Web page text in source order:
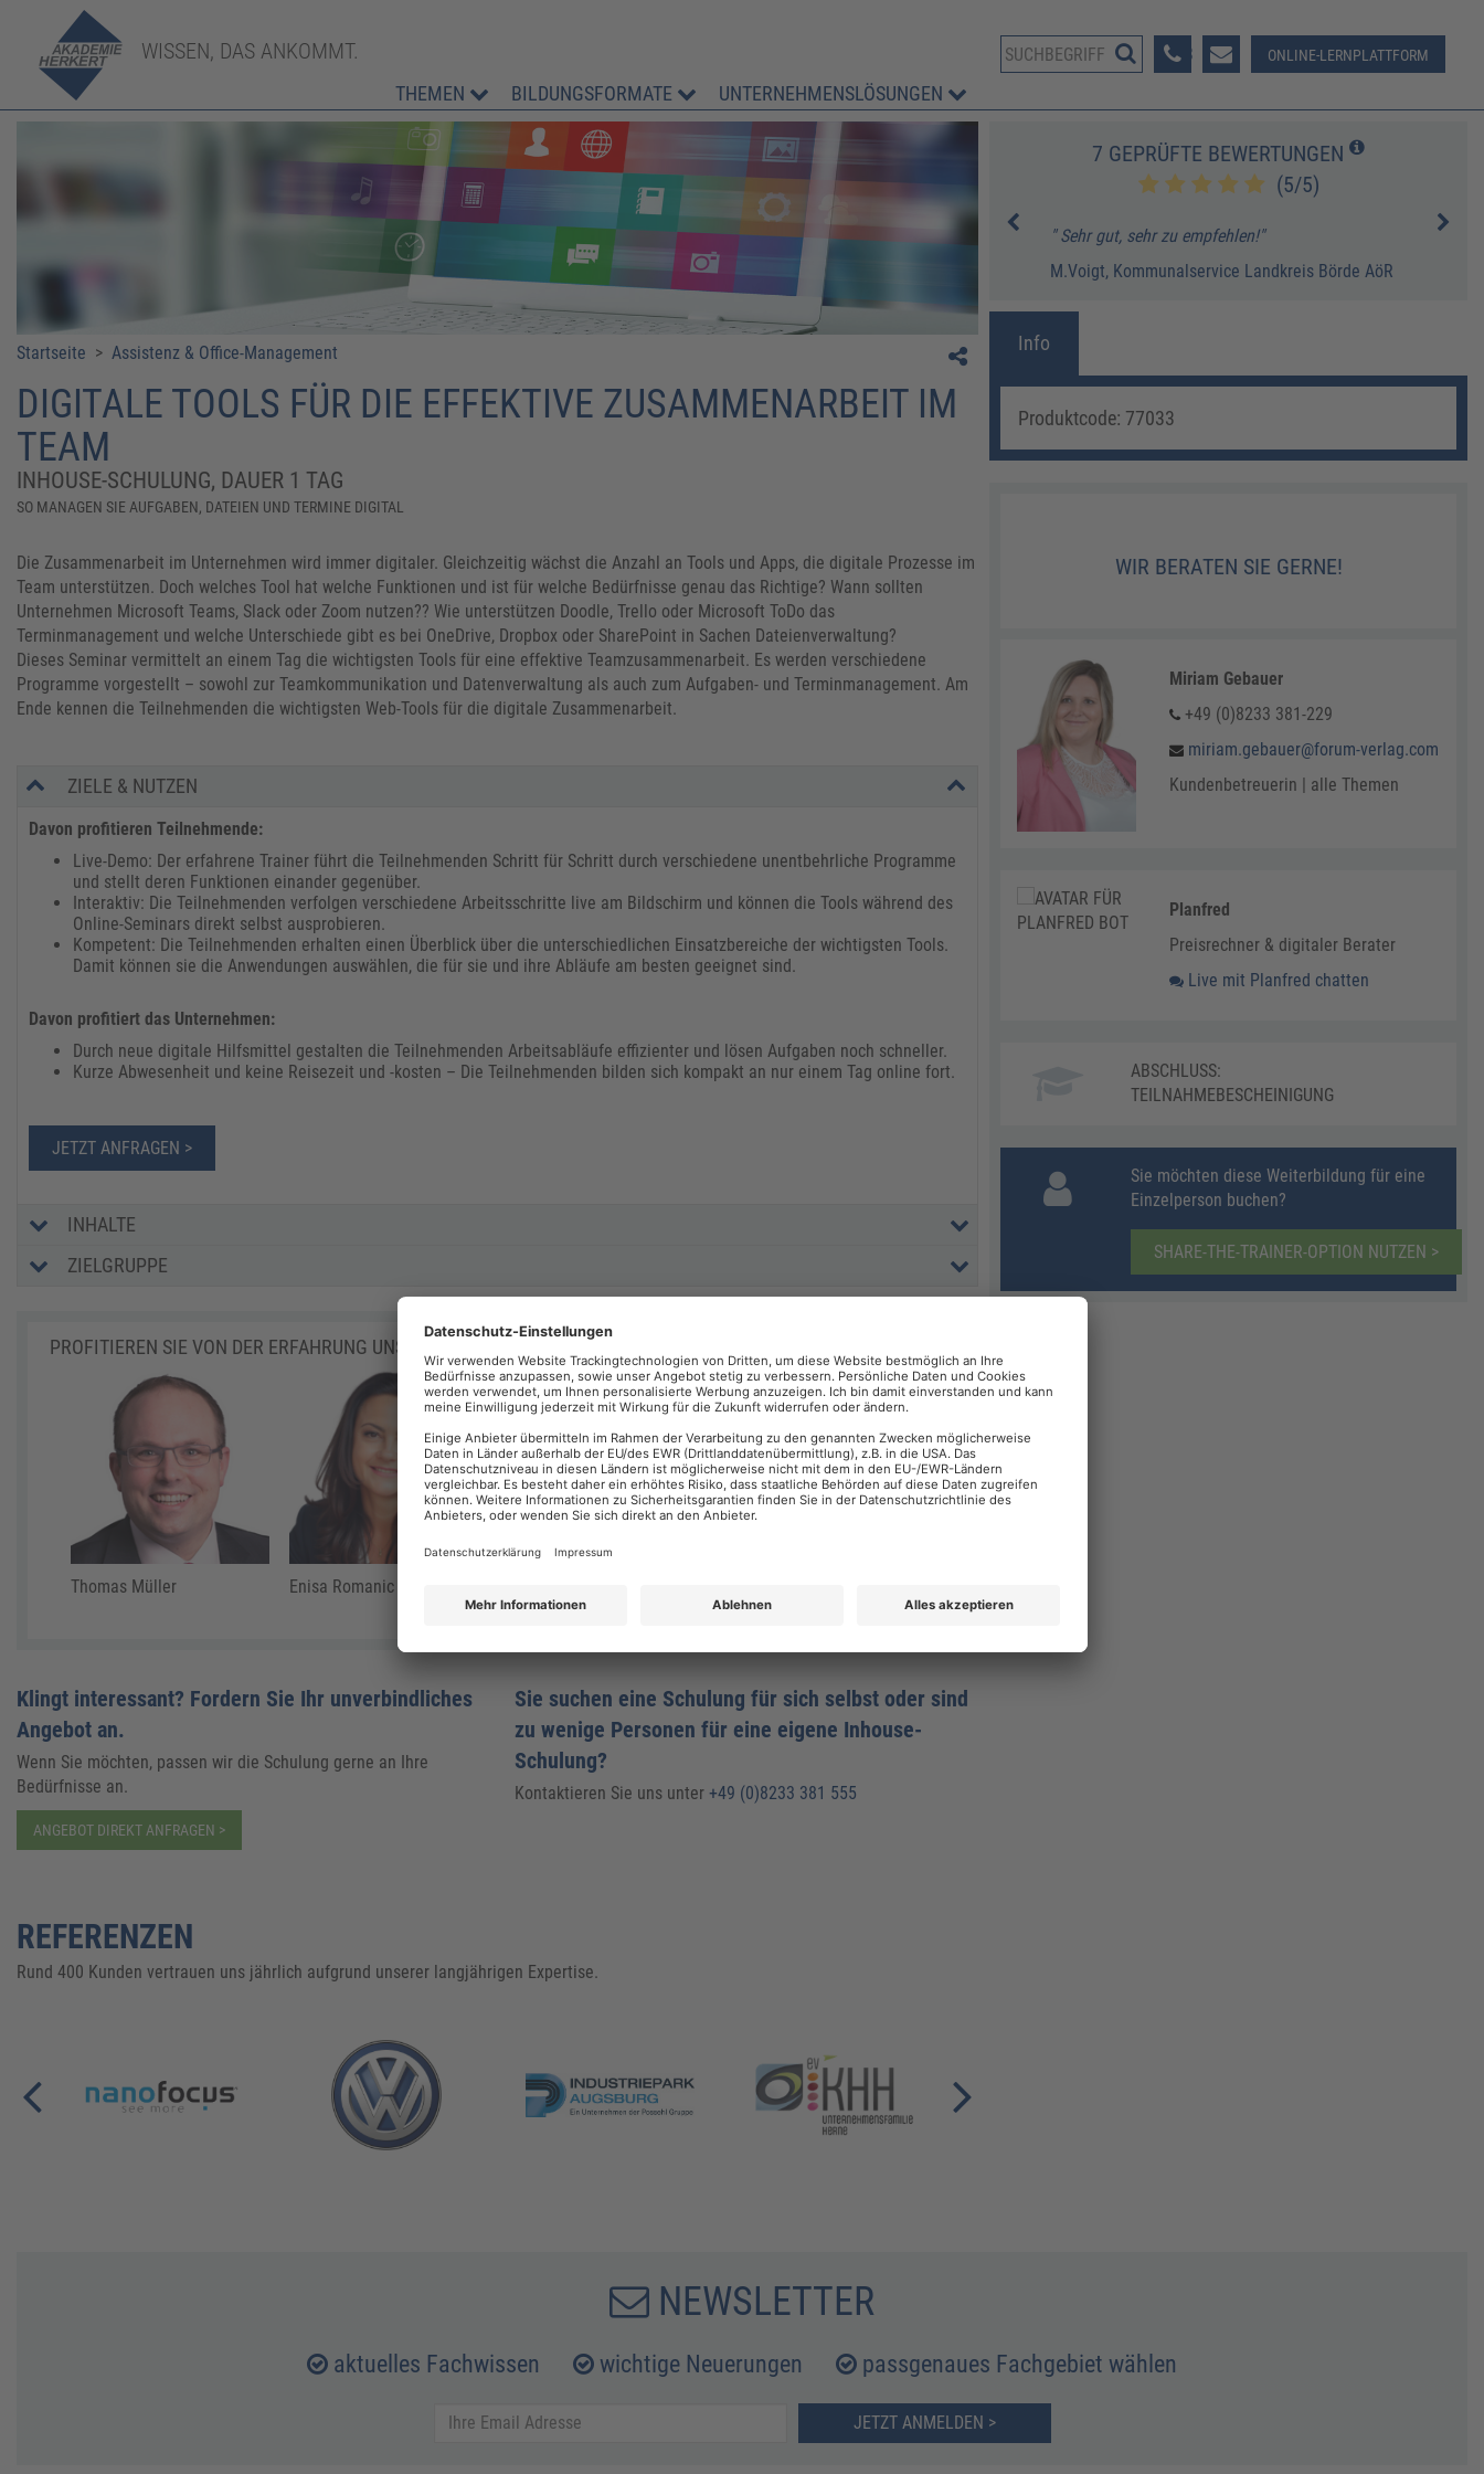
WISSEN, DAS ANKOMMT.
THEMEN BILDUNGSFORMATE UNTERNEHMENSLÖSUNGEN
08233 381-123 ONLINE-LERNPLATTFORM
Startseite > Assistenz & Office-Management
DIGITALE TOOLS FÜR DIE EFFEKTIVE ZUSAMMENARBEIT IM
TEAM
INHOUSE-SCHULUNG, DAUER 1 TAG
SO MANAGEN SIE AUFGABEN, DATEIEN UND TERMINE DIGITAL
Die Zusammenarbeit im Unternehmen wird immer digitaler. Gleichzeitig wächst die Anzahl an Tools und Apps, die digitale Prozesse im
Team unterstützen. Doch welches Tool hat welche Funktionen und ist für welche Bedürfnisse genau das Richtige? Wann sollten
Unternehmen Microsoft Teams, Slack oder Zoom nutzen?? Wie unterstützen Doodle, Trello oder Microsoft ToDo das
Terminmanagement und welche Unterschiede gibt es bei OneDrive, Dropbox oder SharePoint in Sachen Dateienverwaltung?
Dieses Seminar vermittelt an einem Tag die wichtigsten Tools für eine effektive Teamzusammenarbeit. Es werden verschiedene
Programme vorgestellt – sowohl zur Teamkommunikation und Datenverwaltung als auch zum Aufgaben- und Terminmanagement. Am
Ende kennen die Teilnehmenden die wichtigsten Web-Tools für die digitale Zusammenarbeit.
ZIELE & NUTZEN
Davon profitieren Teilnehmende:
Live-Demo: Der erfahrene Trainer führt die Teilnehmenden Schritt für Schritt durch verschiedene unentbehrliche Programme
und stellt deren Funktionen einander gegenüber.
Interaktiv: Die Teilnehmenden verfolgen verschiedene Arbeitsschritte live am Bildschirm und können die Tools während des
Online-Seminars direkt selbst ausprobieren.
Kompetent: Die Teilnehmenden erhalten einen Überblick über die unterschiedlichen Einsatzbereiche der wichtigsten Tools.
Damit können sie die Anwendungen auswählen, die für sie und ihre Abläufe am besten geeignet sind.
Davon profitiert das Unternehmen:
Durch neue digitale Hilfsmittel gestalten die Teilnehmenden Arbeitsabläufe effizienter und lösen Aufgaben noch schneller.
Kurze Abwesenheit und keine Reisezeit und -kosten – Die Teilnehmenden bilden sich kompakt an nur einem Tag online fort.
JETZT ANFRAGEN >
INHALTE
ZIELGRUPPE
PROFITIEREN SIE VON DER ERFAHRUNG UNSERER EXPERTINNEN UND EXPERTEN
Thomas Müller Enisa Romanic
Klingt interessant? Fordern Sie Ihr unverbindliches
Angebot an.
Wenn Sie möchten, passen wir die Schulung gerne an Ihre
Bedürfnisse an.
ANGEBOT DIREKT ANFRAGEN >
Sie suchen eine Schulung für sich selbst oder sind
zu wenige Personen für eine eigene Inhouse-
Schulung?
Kontaktieren Sie uns unter +49 (0)8233 381 555
REFERENZEN
Rund 400 Kunden vertrauen uns jährlich aufgrund unserer langjährigen Expertise.
7 GEPRÜFTE BEWERTUNGEN
(5/5)
" ein sehr guter Überblick und sehr anschaulich
durch den Referenten erklärt. Aufgrund der vielen
aktiven Mitmachmöglichkeiten sehr kurzweilig."
" Sehr gut, sehr zu empfehlen!"
M.Voigt, Kommunalservice Landkreis Börde AöR
Info
Produktcode: 77033
WIR BERATEN SIE GERNE!
Miriam Gebauer
+49 (0)8233 381-229
miriam.gebauer@forum-verlag.com
Kundenbetreuerin | alle Themen
Planfred
Preisrechner & digitaler Berater
Live mit Planfred chatten
ABSCHLUSS:
TEILNAHMEBESCHEINIGUNG
Sie möchten diese Weiterbildung für eine
Einzelperson buchen?
SHARE-THE-TRAINER-OPTION NUTZEN >
NEWSLETTER
aktuelles Fachwissen wichtige Neuerungen passgenaues Fachgebiet wählen
JETZT ANMELDEN >